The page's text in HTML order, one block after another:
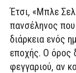
Έτσι, «Μπλε
πανσέληνος που
διάρκεια ενός
εποχής. Ο όρος
φεγγαριού, αν